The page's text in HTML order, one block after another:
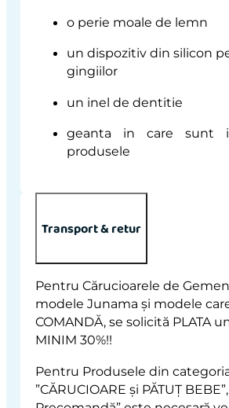
o perie moale de lemn
un dispozitiv din silicon
gingiilor
un inel de dentitie
geanta in care sunt
produsele
Transport & retur
Pentru Cărucioarele de
modele Junama și modele
COMANDĂ, se solicită PLATA
MINIM 30%!!
Pentru Produsele din
”CĂRUCIOARE și PĂTUȚ